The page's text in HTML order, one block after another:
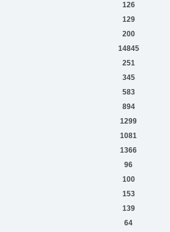
126
129
200
14845
251
345
583
894
1299
1081
1366
96
100
153
139
64